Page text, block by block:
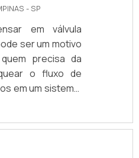
- SP
em válvula
ser um motivo
precisa da
o fluxo de
em um sistema.
das partes que
principal e
trata de válvula